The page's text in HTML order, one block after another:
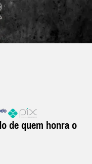
de quem honra o